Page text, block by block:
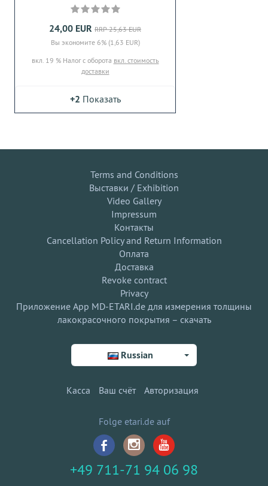
24,00 EUR RRP 25,63 EUR
Вы экономите 6% (1,63 EUR)
вкл. 19 % Налог с оборота вкл. стоимость
доставки
+2 Показать
Terms and Conditions
Выставки / Exhibition
Video Gallery
Impressum
Контакты
Cancellation Policy and Return Information
Оплата
Доставка
Revoke contract
Privacy
Приложение App MD-ETARI.de для измерения толщины
лакокрасочного покрытия – скачать
Russian
Касса Ваш счёт Авторизация
Folge etari.de auf
+49 711-71 94 06 98